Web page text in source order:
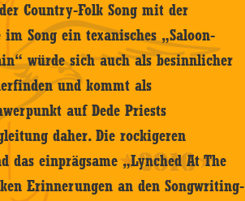
Country-Folk Song mit der
Song ein texanisches „Saloon-
würde sich auch als besinnlicher
und kommt als
auf Dede Priests
daher. Die rockigeren
das einprägsame „Lynched At The
Erinnerungen an den Songwriting-